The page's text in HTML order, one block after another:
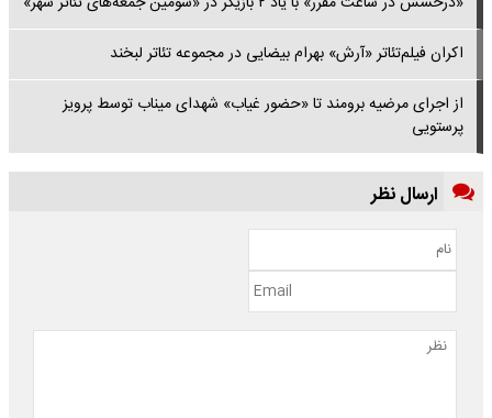
اکران فیلم‌تئاتر «آرش» بهرام بیضایی در مجموعه تئاتر لبخند
از اجرای مرضیه برومند تا «حضور غیاب» شهدای میناب توسط پرویز
پرستویی
ارسال نظر